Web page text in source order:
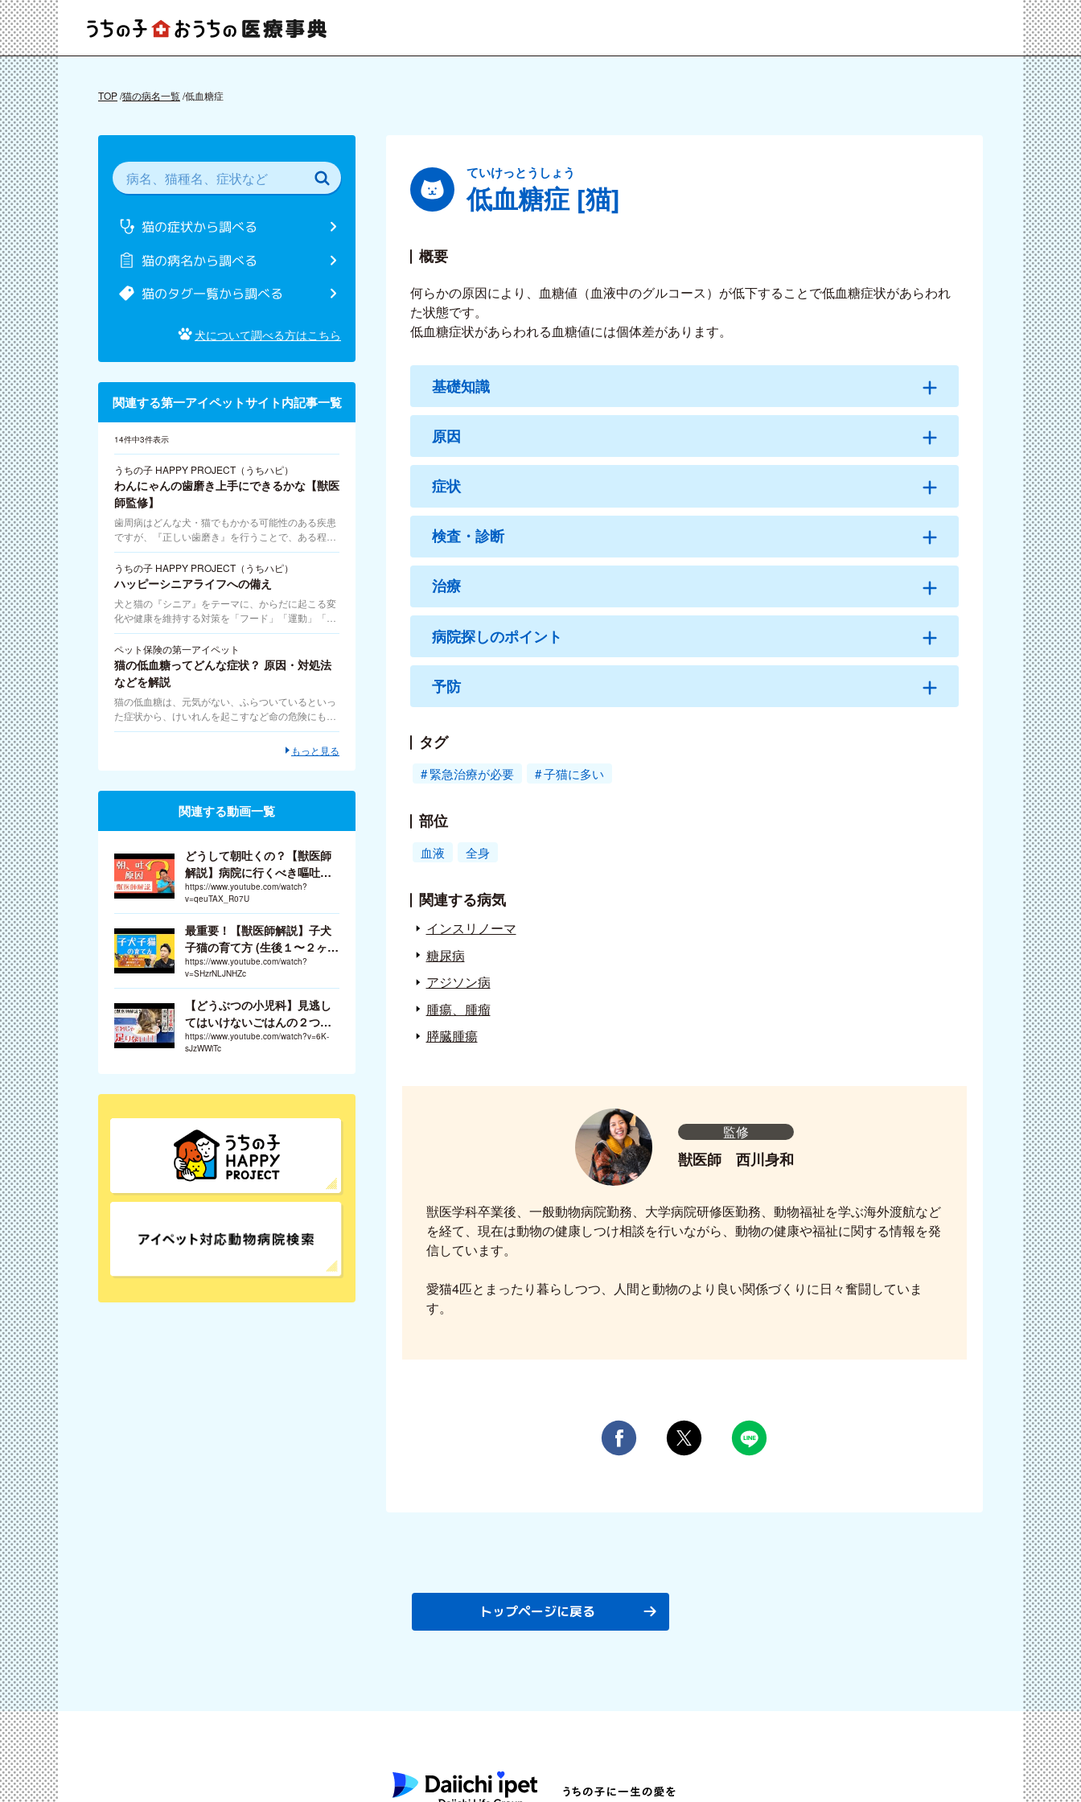
TOP 猫の病名一覧 低血糖症
ていけっとうしょう
低血糖症 [猫]
概要
何らかの原因により、血糖値（血液中のグルコース）が低下することで低血糖症状があらわれ
た状態です。
低血糖症状があらわれる血糖値には個体差があります。
基礎知識
原因
症状
検査・診断
治療
病院探しのポイント
予防
タグ
緊急治療が必要 子猫に多い
部位
血液 全身
関連する病気
インスリノーマ
糖尿病
アジソン病
腫瘍、腫瘤
膵臓腫瘍
監修
獣医師 西川身和
獣医学科卒業後、一般動物病院勤務、大学病院研修医勤務、動物福祉を学ぶ海外渡航など
を経て、現在は動物の健康しつけ相談を行いながら、動物の健康や福祉に関する情報を発
信しています。
愛猫4匹とまったり暮らしつつ、人間と動物のより良い関係づくりに日々奮闘していま
す。
猫の症状から調べる
猫の病名から調べる
猫のタグ一覧から調べる
犬について調べる方はこちら
関連する第一アイペットサイト内記事一覧
14件中3件表示
うちの子 HAPPY PROJECT（うちハピ）
わんにゃんの歯磨き上手にできるかな【獣医
師監修】
歯周病はどんな犬・猫でもかかる可能性のある疾患
ですが、『正しい歯磨き』を行うことで、ある程度
の予防ができる疾患でもあります。歯科・口腔疾患
専門の獣医師監修のもと、歯周病や歯磨きの仕方に
ついて解説します。うちの子 HAPPY PROJECTは
ペットの痛み、飼い主さんの後悔を無くしたいとい
う”想い”から始まりました
うちの子 HAPPY PROJECT（うちハピ）
ハッピーシニアライフへの備え
犬と猫の『シニア』をテーマに、からだに起こる変
化や健康を維持する対策を「フード」「運動」「環
境」の３つの軸でお伝えします。『うちの子
HAPPY PROJECT』は犬・猫の病気や事故を未然に
防ぐための対策を紹介する、獣医師監修の専門情報
コンテンツです。
ペット保険の第一アイペット
猫の低血糖ってどんな症状？ 原因・対処法
などを解説
猫の低血糖は、元気がない、ふらついているといっ
た症状から、けいれんを起こすなど命の危険にも及
ぶこともあるため注意が必要です。対処法など確認
もっと見る
関連する動画一覧
どうして朝吐くの？【獣医師
解説】病院に行くべき嘔吐の
見分け方
https://www.youtube.com/watch?
v=qeuTAX_R07U
最重要！【獣医師解説】子犬
子猫の育て方 (生後１〜２ヶ月
編)
https://www.youtube.com/watch?
v=SHzrNLJNHZc
【どうぶつの小児科】見逃し
てはいけないごはんの２つの
サイン【獣医師解説】
https://www.youtube.com/watch?v=6K-
sJzWWiTc
トップページに戻る